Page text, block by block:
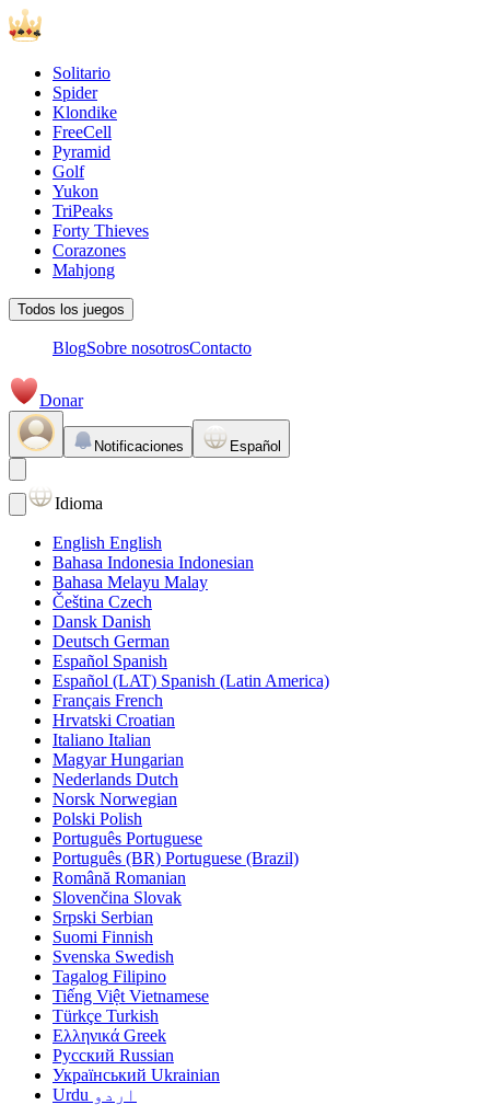
Solitario
Spider
Klondike
FreeCell
Pyramid
Golf
Yukon
TriPeaks
Forty Thieves
Corazones
Mahjong
Todos los juegos
BlogSobre nosotrosContacto
Donar
Notificaciones Español
Idioma
English English
Bahasa Indonesia Indonesian
Bahasa Melayu Malay
Čeština Czech
Dansk Danish
Deutsch German
Español Spanish
Español (LAT) Spanish (Latin America)
Français French
Hrvatski Croatian
Italiano Italian
Magyar Hungarian
Nederlands Dutch
Norsk Norwegian
Polski Polish
Português Portuguese
Português (BR) Portuguese (Brazil)
Română Romanian
Slovenčina Slovak
Srpski Serbian
Suomi Finnish
Svenska Swedish
Tagalog Filipino
Tiếng Việt Vietnamese
Türkçe Turkish
Ελληνικά Greek
Русский Russian
Український Ukrainian
اردو Urdu